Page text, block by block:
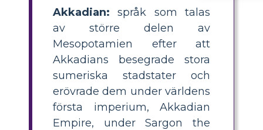
Akkadian: språk som talas
av större delen av
Mesopotamien efter att
Akkadians besegrade stora
sumeriska stadstater och
erövrade dem under världens
första imperium, Akkadian
Empire, under Sargon the